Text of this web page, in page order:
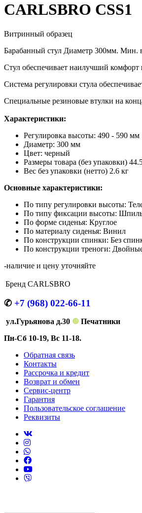
CARLSBRO CSS1
Витринный образец
Барабанный стул Диаметр 300мм. Мин.
Стул обеспечивает наилучший
Система регулировки стула
Специальные резиновые втулки на
Характеристики:
Регулировка высоты: 490 - 590 мм
Диаметр: 300 мм
Цвет: черный
Размеры товара (без упаковки)
Вес без упаковки (нетто) 2.6 кг
Основные характеристики:
По типу регулировки высоты:
По типу фиксации высоты:
По форме сиденья: Круглое
По материалу сиденья: Винил
По конструкции спинки: Без
По конструкции треноги:
-наличие и цену уточняйте
Бренд CARLSBRO
✆ +7 (968) 022-66-11
ул.Гурьянова д.30 ❿ Печатники
Пн-Сб 10-19, Вс 11-18.
Обратная связь
Контакты
Рассрочка и кредит
Возврат и обмен
Сервис-центр
Гарантия
Пользовательское соглашение
Реквизиты